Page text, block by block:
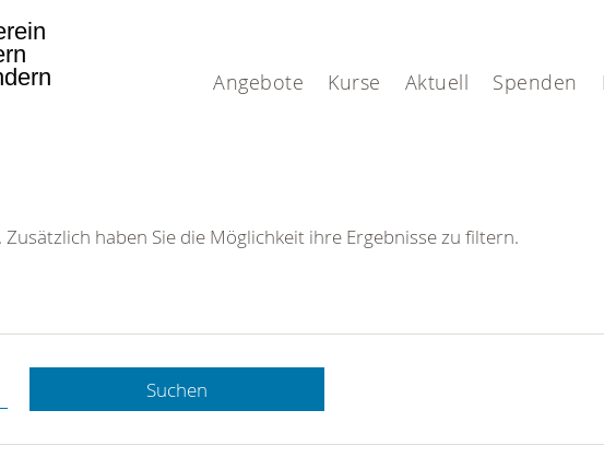
Angebote Kurse Aktuell Spenden
Hotline.
gerne.
haben Sie die Möglichkeit ihre Ergebnisse zu filtern.
Suchen